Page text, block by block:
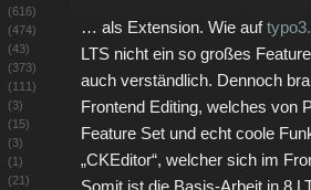
… als Extension. Wie auf
LTS nicht ein so großes
auch verständlich. Dennoch
Frontend Editing, welches von
Feature Set und echt coole
„CKEditor“, welcher sich im
Somit ist die Basis-Arbeit in 8
(616)
(474)
(43)
(373)
(111)
(3)
(15)
(3)
(1)
(21)